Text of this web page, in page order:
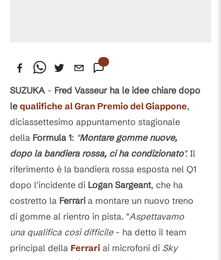
SUZUKA- Fred Vasseur ha le idee chiare dopo
lequalifiche al Gran Premio del Giappone,
diciassettesimo appuntamento stagionale
della Formula 1: "Montare gomme nuove,
dopo la bandiera rossa, ci ha condizionato".Il
riferimento è la bandiera rossa esposta nel Q1
dopo l'incidente di Logan Sargeant, che ha
costretto la Ferrari a montare un nuovo treno
di gomme al rientro in pista. "Aspettavamo
una qualifica così difficile- ha detto il team
principal della Ferrari ai microfoni di Sky